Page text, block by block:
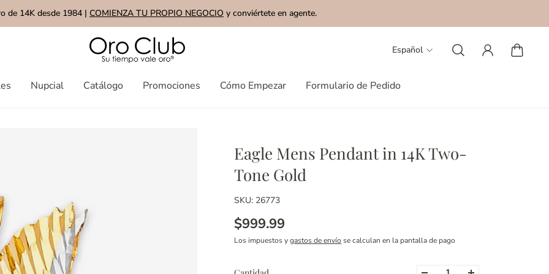
de 14K desde 1984 | COMIENZA TU PROPIO NEGOCIO y conviértete en agente.
Nupcial Catálogo Promociones Cómo Empezar Formulario de Pedido
Español
Eagle Mens Pendant in 14K Two-
Tone Gold
SKU: 26773
$999.99
Los impuestos ygastos de envío se calculan en la pantalla de pago